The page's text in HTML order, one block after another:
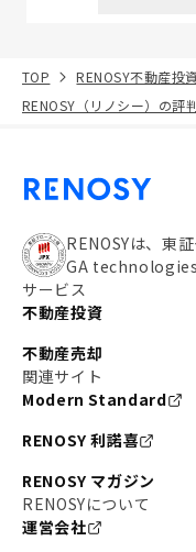
TOP RENOSY不動産投
RENOSY（リノシー）の評
RENOSYは、東
GA technologies
サービス
不動産投資
不動産売却
関連サイト
Modern Standard
RENOSY 利諾喜
RENOSY マガジン
RENOSYについて
運営会社